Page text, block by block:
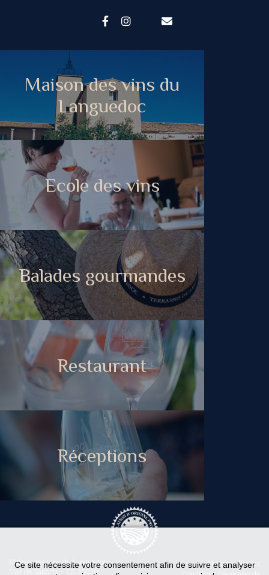
Maison des vins du
Languedoc
Ecole des vins
Balades gourmandes
Restaurant
Réceptions
Maison des Vins du Languedoc
Mas de Saporta - CS 30030
Mentions légales
Ce site nécessite votre consentement afin de suivre et analyser